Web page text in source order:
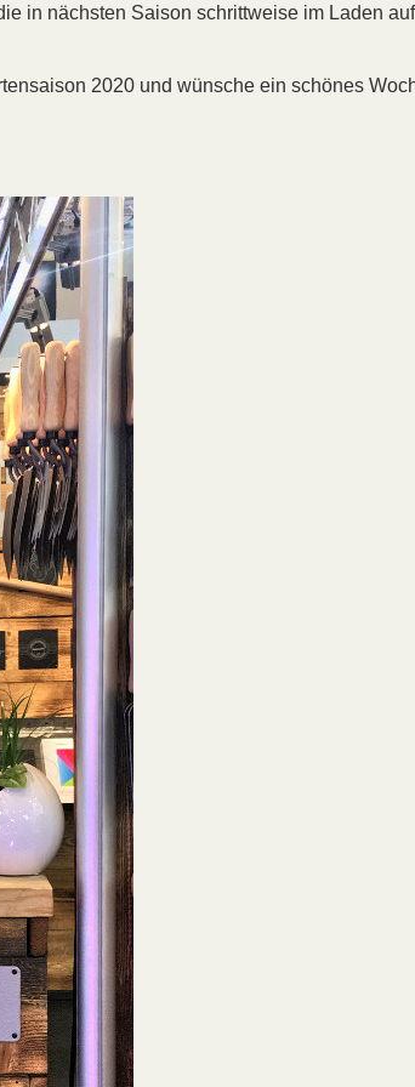
in nächsten Saison schrittweise im Laden
2020 und wünsche ein schönes